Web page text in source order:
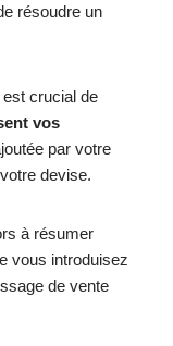
résoudre un
crucial de
vos
par votre
devise.
à résumer
vous introduisez
de vente